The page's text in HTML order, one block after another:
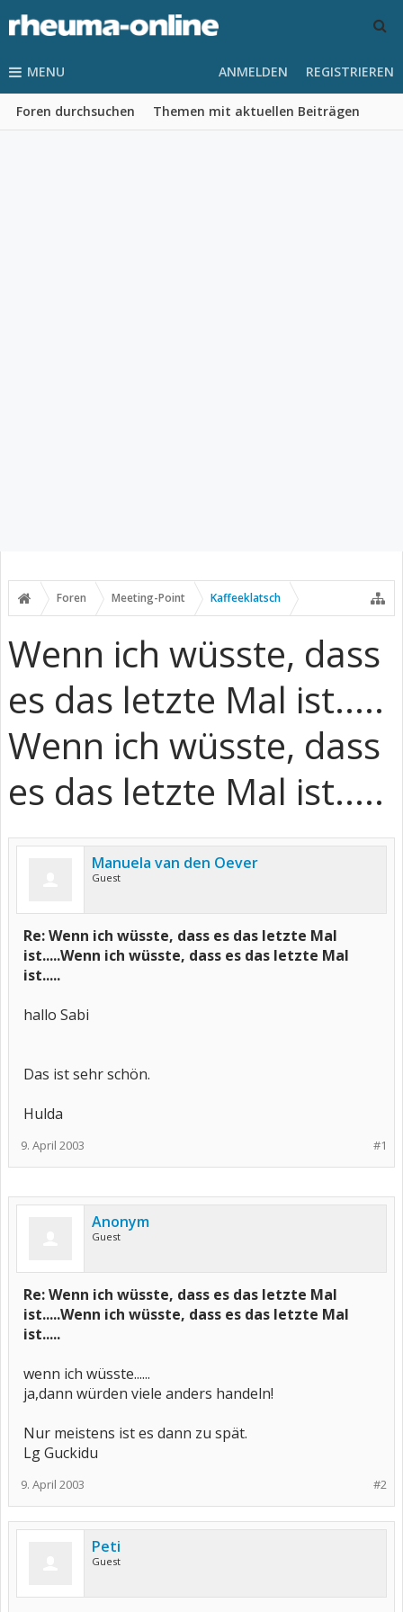
MENU
Foren durchsuchen Themen mit aktuellen Beiträgen
ANMELDEN REGISTRIEREN
Foren Meeting-Point Kaffeeklatsch
Wenn ich wüsste, dass
es das letzte Mal ist.....
Wenn ich wüsste, dass
es das letzte Mal ist.....
Manuela van den Oever
Guest
Re: Wenn ich wüsste, dass es das letzte Mal
ist.....Wenn ich wüsste, dass es das letzte Mal
ist.....
hallo Sabi
Das ist sehr schön.
Hulda
#1
9. April 2003
Anonym
Guest
Re: Wenn ich wüsste, dass es das letzte Mal
ist.....Wenn ich wüsste, dass es das letzte Mal
ist.....
wenn ich wüsste......
ja,dann würden viele anders handeln!
Nur meistens ist es dann zu spät.
Lg Guckidu
#2
9. April 2003
Peti
Guest